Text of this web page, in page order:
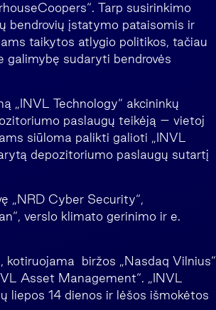
Tarp susirinkimo
bendrovių įstatymo pataisomis ir
taikytos atlygio politikos, tačiau
galimybę sudaryti bendrovės
„INVL Technology“ akcininkų
paslaugų teikėją – vietoj
siūloma palikti galioti „INVL
depozitoriumo paslaugų sutartį
„NRD Cyber Security“,
verslo klimato gerinimo ir e.
kotiruojama biržos „Nasdaq Vilnius“
Asset Management“. „INVL
liepos 14 dienos ir lėšos išmokėtos